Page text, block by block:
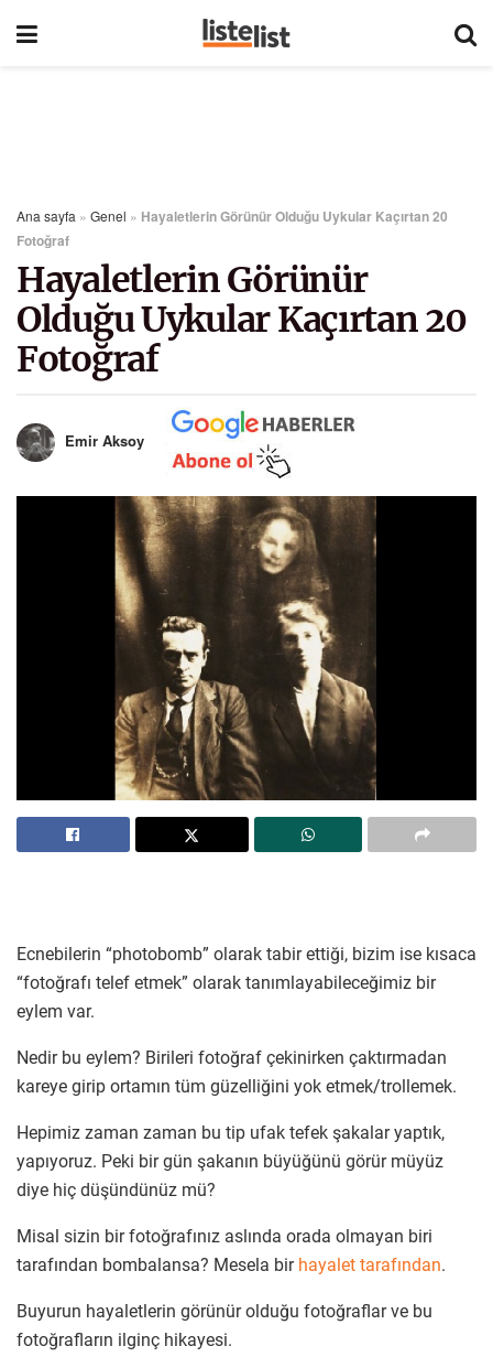
Ana sayfa » Genel » Hayaletlerin Görünür Olduğu Uykular Kaçırtan 20
Fotoğraf
Hayaletlerin Görünür
Olduğu Uykular Kaçırtan 20
Fotoğraf
Emir Aksoy
Ecnebilerin “photobomb” olarak tabir ettiği, bizim ise kısaca
“fotoğrafı telef etmek” olarak tanımlayabileceğimiz bir
eylem var.
Nedir bu eylem? Birileri fotoğraf çekinirken çaktırmadan
kareye girip ortamın tüm güzelliğini yok etmek/trollemek.
Hepimiz zaman zaman bu tip ufak tefek şakalar yaptık,
yapıyoruz. Peki bir gün şakanın büyüğünü görür müyüz
diye hiç düşündünüz mü?
Misal sizin bir fotoğrafınız aslında orada olmayan biri
tarafından bombalansa? Mesela bir hayalet tarafından.
Buyurun hayaletlerin görünür olduğu fotoğraflar ve bu
fotoğrafların ilginç hikayesi.